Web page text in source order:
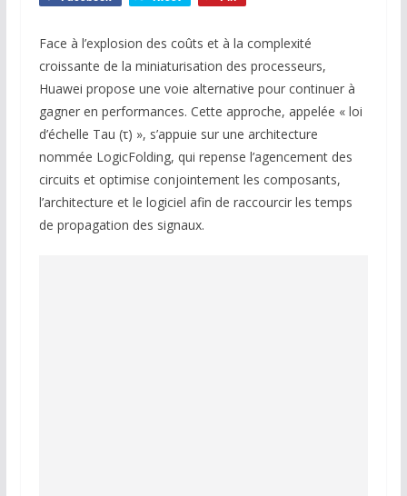
Face à l’explosion des coûts et à la complexité
croissante de la miniaturisation des processeurs,
Huawei propose une voie alternative pour continuer à
gagner en performances. Cette approche, appelée « loi
d’échelle Tau (τ) », s’appuie sur une architecture
nommée LogicFolding, qui repense l’agencement des
circuits et optimise conjointement les composants,
l’architecture et le logiciel afin de raccourcir les temps
de propagation des signaux.